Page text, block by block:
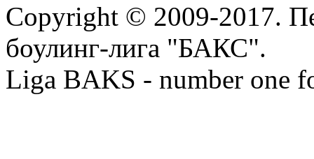
Copyright © 2009-2017.
боулинг-лига "БАКС".
Liga BAKS - number one